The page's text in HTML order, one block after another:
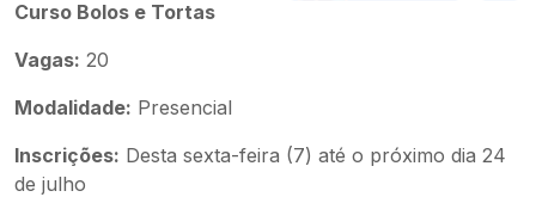
Curso Bolos e Tortas
Vagas: 20
Modalidade: Presencial
Inscrições: Desta sexta-feira (7) até o próximo dia 24
de julho